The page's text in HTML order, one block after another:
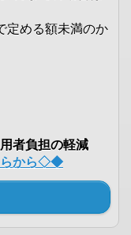
める額未満のか
者負担の軽減
らから◇◆